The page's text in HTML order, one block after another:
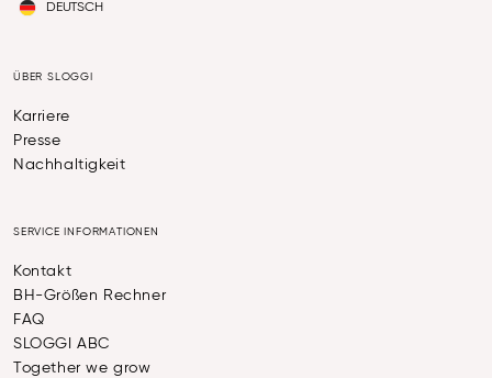
DEUTSCH
ÜBER SLOGGI
Karriere
Presse
Nachhaltigkeit
SERVICE INFORMATIONEN
Kontakt
BH-Größen Rechner
FAQ
SLOGGI ABC
Together we grow